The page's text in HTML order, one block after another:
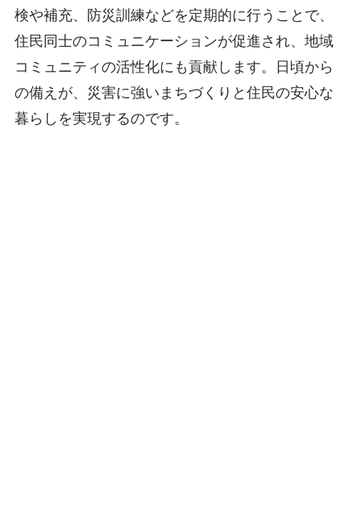
検や補充、防災訓練などを定期的に行うことで、
住民同士のコミュニケーションが促進され、地域
コミュニティの活性化にも貢献します。日頃から
の備えが、災害に強いまちづくりと住民の安心な
暮らしを実現するのです。